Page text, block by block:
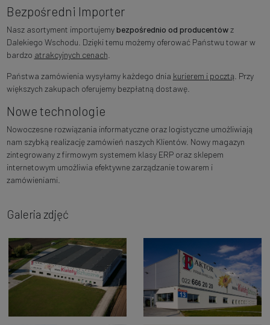
Bezpośredni Importer
Nasz asortyment importujemybezpośrednio od producentówz
Dalekiego Wschodu. Dzięki temu możemy oferować Państwu towar w
bardzo atrakcyjnych cenach
Państwa zamówienia wysyłamy każdego dnia kurierem i pocztą . Przy
większych zakupach oferujemy bezpłatną dostawę.
Nowe technologie
Nowoczesne rozwiązania informatyczne oraz logistyczne umożliwiają
nam szybką realizację zamówień naszych Klientów. Nowy magazyn
zintegrowany z firmowym systemem klasy ERP oraz sklepem
internetowym umożliwia efektywne zarządzanie towarem i
zamówieniami.
Galeria zdjęć